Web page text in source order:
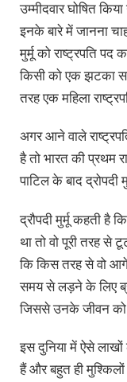
उम्मीदवार घोषित
इनके बारे में जानना
मुर्मू को राष्ट्रपति पद
किसी को एक झटका
तरह एक महिला
अगर आने वाले
है तो भारत की प्रथम
पाटिल के बाद द्रोपदी
द्रौपदी मुर्मू कहती है
था तो वो पूरी तरह
कि किस तरह से वो
समय से लड़ने के लिए
जिससे उनके जीवन को
इस दुनिया में ऐसे
हैं और बहुत ही